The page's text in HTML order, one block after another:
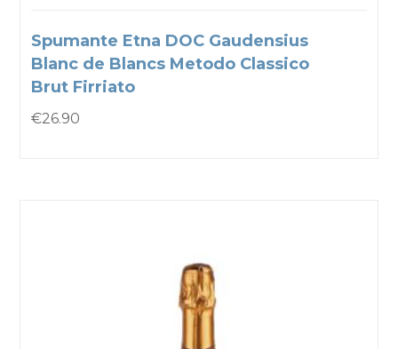
Spumante Etna DOC Gaudensius
Blanc de Blancs Metodo Classico
Brut Firriato
€26.90